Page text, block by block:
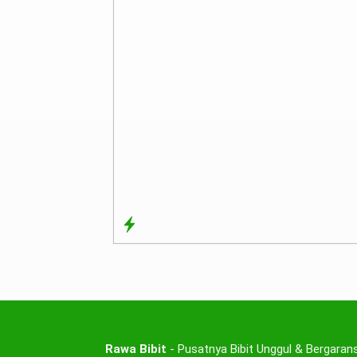
Rawa Bibit - Pusatnya Bibit Unggul &